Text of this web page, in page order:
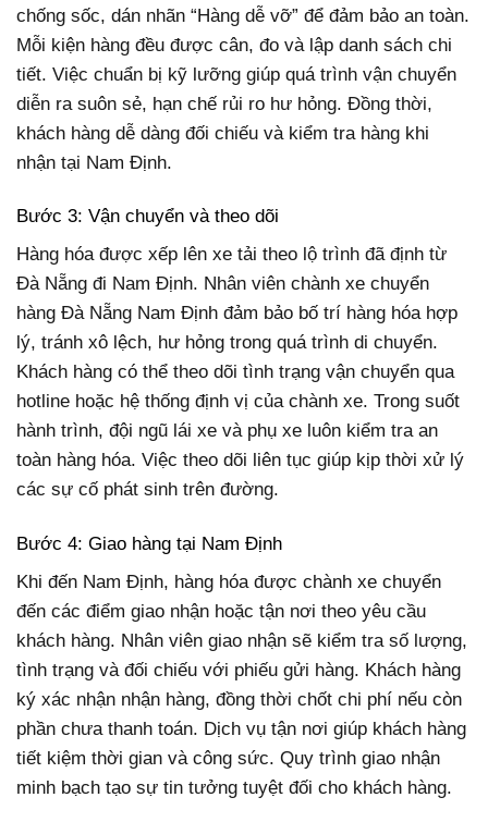
chống sốc, dán nhãn “Hàng dễ vỡ” để đảm bảo an toàn.
Mỗi kiện hàng đều được cân, đo và lập danh sách chi
tiết. Việc chuẩn bị kỹ lưỡng giúp quá trình vận chuyển
diễn ra suôn sẻ, hạn chế rủi ro hư hỏng. Đồng thời,
khách hàng dễ dàng đối chiếu và kiểm tra hàng khi
nhận tại Nam Định.
Bước 3: Vận chuyển và theo dõi
Hàng hóa được xếp lên xe tải theo lộ trình đã định từ
Đà Nẵng đi Nam Định. Nhân viên chành xe chuyển
hàng Đà Nẵng Nam Định đảm bảo bố trí hàng hóa hợp
lý, tránh xô lệch, hư hỏng trong quá trình di chuyển.
Khách hàng có thể theo dõi tình trạng vận chuyển qua
hotline hoặc hệ thống định vị của chành xe. Trong suốt
hành trình, đội ngũ lái xe và phụ xe luôn kiểm tra an
toàn hàng hóa. Việc theo dõi liên tục giúp kịp thời xử lý
các sự cố phát sinh trên đường.
Bước 4: Giao hàng tại Nam Định
Khi đến Nam Định, hàng hóa được chành xe chuyển
đến các điểm giao nhận hoặc tận nơi theo yêu cầu
khách hàng. Nhân viên giao nhận sẽ kiểm tra số lượng,
tình trạng và đối chiếu với phiếu gửi hàng. Khách hàng
ký xác nhận nhận hàng, đồng thời chốt chi phí nếu còn
phần chưa thanh toán. Dịch vụ tận nơi giúp khách hàng
tiết kiệm thời gian và công sức. Quy trình giao nhận
minh bạch tạo sự tin tưởng tuyệt đối cho khách hàng.